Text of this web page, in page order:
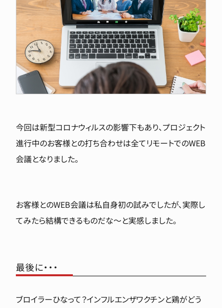
今回は新型コロナウィルスの影響下もあり、プロジェクト
進行中のお客様との打ち合わせは全てリモートでのWEB
会議となりました。
お客様とのWEB会議は私自身初の試みでしたが、実際し
てみたら結構できるものだな〜と実感しました。
最後に・・・
ブロイラーひなって？インフルエンザワクチンと鶏がどう